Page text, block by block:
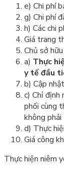
e) Chi phí
g) Chi phí
h) Các chi
Giá trang
Chủ sở
a) Thực
y tế đầu
b) Cập
c) Chỉ định
phối cùng
không
d) Thực
Giá công
Thực hiện niêm